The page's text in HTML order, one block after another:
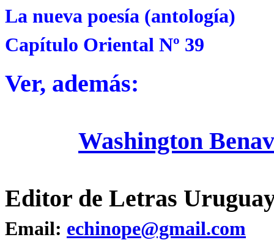
La nueva poesía (antología)
Capítulo Oriental Nº 39
Ver, además:
Washington
Editor de Letras
Email: echinope@gmail.com